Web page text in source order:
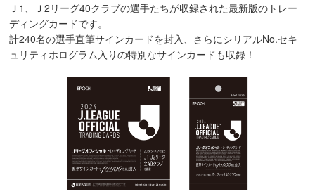
Ｊ1、Ｊ2リーグ40クラブの選手たちが収録された最新版のトレー
ディングカードです。
計240名の選手直筆サインカードを封入、さらにシリアルNo.セキ
ュリティホログラム入りの特別なサインカードも収録！